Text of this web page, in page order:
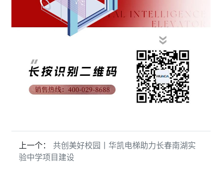
上一个： 共创美好校园丨华凯电梯助力长春南湖实
验中学项目建设